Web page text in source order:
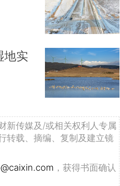
地实
新传媒及/或相关权利人专属
转载、摘编、复制及建立镜
，获得书面确认